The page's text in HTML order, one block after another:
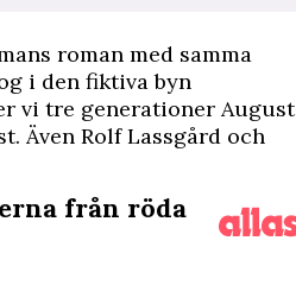
roman med samma
i den fiktiva byn
vi tre generationer August
Även Rolf Lassgård och
från röda